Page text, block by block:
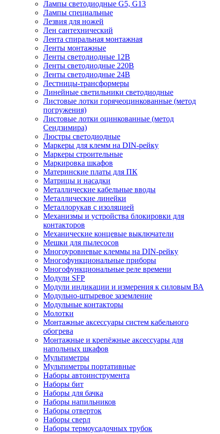
Лампы светодиодные G5, G13
Лампы специальные
Лезвия для ножей
Лен сантехнический
Лента спиральная монтажная
Ленты монтажные
Ленты светодиодные 12В
Ленты светодиодные 220В
Ленты светодиодные 24В
Лестницы-трансформеры
Линейные светильники светодиодные
Листовые лотки горячеоцинкованные (метод
погружения)
Листовые лотки оцинкованные (метод
Сендзимира)
Люстры светодиодные
Маркеры для клемм на DIN-рейку
Маркеры строительные
Маркировка шкафов
Материнские платы для ПК
Матрицы и насадки
Металлические кабельные вводы
Металлические линейки
Металлорукав с изоляцией
Механизмы и устройства блокировки для
контакторов
Механические концевые выключатели
Мешки для пылесосов
Многоуровневые клеммы на DIN-рейку
Многофункциональные приборы
Многофункциональные реле времени
Модули SFP
Модули индикации и измерения к силовым ВА
Модульно-штыревое заземление
Модульные контакторы
Молотки
Монтажные аксессуары систем кабельного
обогрева
Монтажные и крепёжные аксессуары для
напольных шкафов
Мультиметры
Мультиметры портативные
Наборы автоинструмента
Наборы бит
Наборы для бачка
Наборы напильников
Наборы отверток
Наборы сверл
Наборы термоусадочных трубок